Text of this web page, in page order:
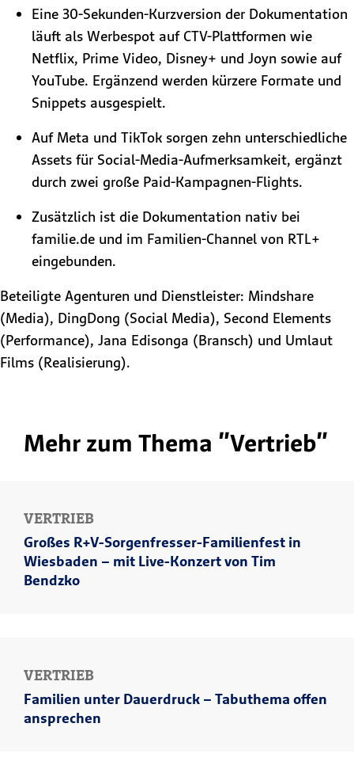
Eine 30-Sekunden-Kurzversion der Dokumentation
läuft als Werbespot auf CTV-Plattformen wie
Netflix, Prime Video, Disney+ und Joyn sowie auf
YouTube. Ergänzend werden kürzere Formate und
Snippets ausgespielt.
Auf Meta und TikTok sorgen zehn unterschiedliche
Assets für Social-Media-Aufmerksamkeit, ergänzt
durch zwei große Paid-Kampagnen-Flights.
Zusätzlich ist die Dokumentation nativ bei
familie.de und im Familien-Channel von RTL+
eingebunden.
Beteiligte Agenturen und Dienstleister: Mindshare
(Media), DingDong (Social Media), Second Elements
(Performance), Jana Edisonga (Bransch) und Umlaut
Films (Realisierung).
Mehr zum Thema "Vertrieb"
VERTRIEB
Großes R+V-Sorgenfresser-Familienfest in
Wiesbaden – mit Live-Konzert von Tim
Bendzko
VERTRIEB
Familien unter Dauerdruck – Tabuthema offen
ansprechen